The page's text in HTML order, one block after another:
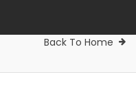
Back To Home